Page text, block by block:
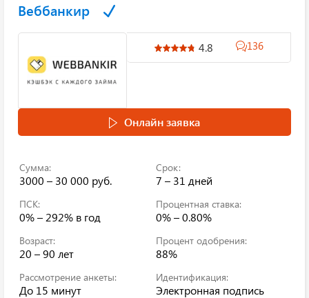
Веббанкир
4.8 136
Онлайн заявка
Сумма:
3000 – 30 000 руб.
Срок:
7 – 31 дней
ПСК:
0% – 292% в год
Процентная ставка:
0% – 0.80%
Возраст:
20 – 90 лет
Процент одобрения:
88%
Рассмотрение анкеты:
До 15 минут
Идентификация:
Электронная подпись